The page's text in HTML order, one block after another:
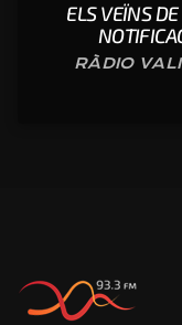
ELS VEÏNS
RÀDIO